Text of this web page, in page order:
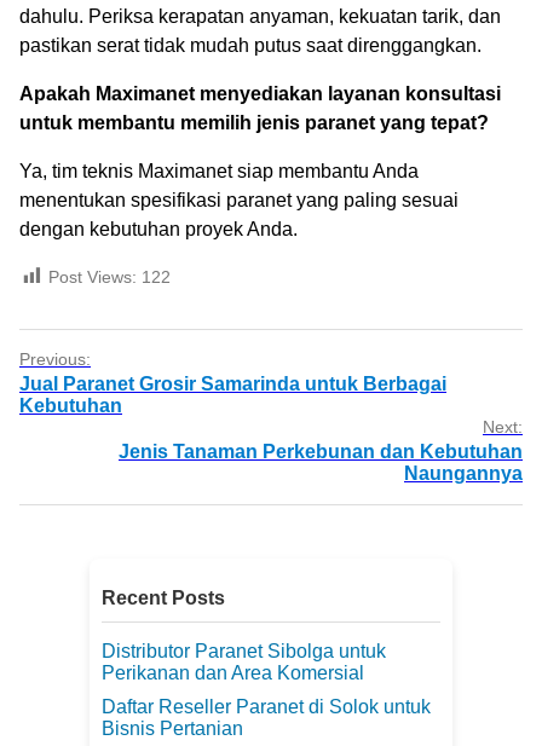
dahulu. Periksa kerapatan anyaman, kekuatan tarik, dan
pastikan serat tidak mudah putus saat direnggangkan.
Apakah Maximanet menyediakan layanan konsultasi
untuk membantu memilih jenis paranet yang tepat?
Ya, tim teknis Maximanet siap membantu Anda
menentukan spesifikasi paranet yang paling sesuai
dengan kebutuhan proyek Anda.
Post Views: 122
Previous:
Jual Paranet Grosir Samarinda untuk Berbagai
Kebutuhan
Next:
Jenis Tanaman Perkebunan dan Kebutuhan
Naungannya
Recent Posts
Distributor Paranet Sibolga untuk
Perikanan dan Area Komersial
Daftar Reseller Paranet di Solok untuk
Bisnis Pertanian